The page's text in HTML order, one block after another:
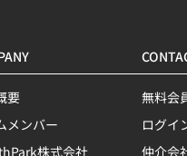
要
メンバー
株式会社
無料会
ログイ
仲介会